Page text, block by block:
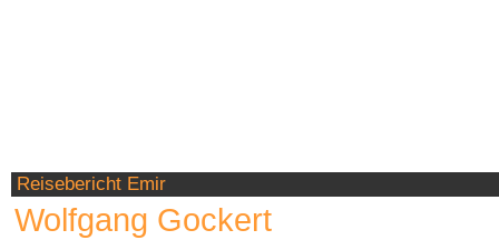
Reisebericht Emir
Wolfgang Gockert